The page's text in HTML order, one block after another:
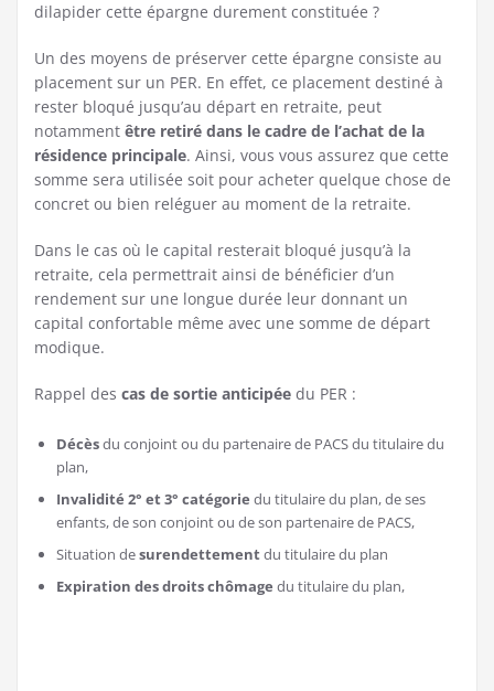
dilapider cette épargne durement constituée ?
Un des moyens de préserver cette épargne consiste au
placement sur un PER. En effet, ce placement destiné à
rester bloqué jusqu’au départ en retraite, peut
notamment être retiré dans le cadre de l’achat de la
résidence principale. Ainsi, vous vous assurez que cette
somme sera utilisée soit pour acheter quelque chose de
concret ou bien reléguer au moment de la retraite.
Dans le cas où le capital resterait bloqué jusqu’à la
retraite, cela permettrait ainsi de bénéficier d’un
rendement sur une longue durée leur donnant un
capital confortable même avec une somme de départ
modique.
Rappel des cas de sortie anticipée du PER :
Décèsdu conjoint ou du partenaire de PACS du titulaire du
plan,
Invalidité 2° et 3° catégorie du titulaire du plan, de ses
enfants, de son conjoint ou de son partenaire de PACS,
Situation desurendettementdu titulaire du plan
Expiration des droits chômage du titulaire du plan,